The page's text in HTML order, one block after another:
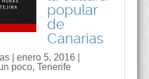
popular
de
Canarias
| enero 5, 2016 |
poco, Tenerife